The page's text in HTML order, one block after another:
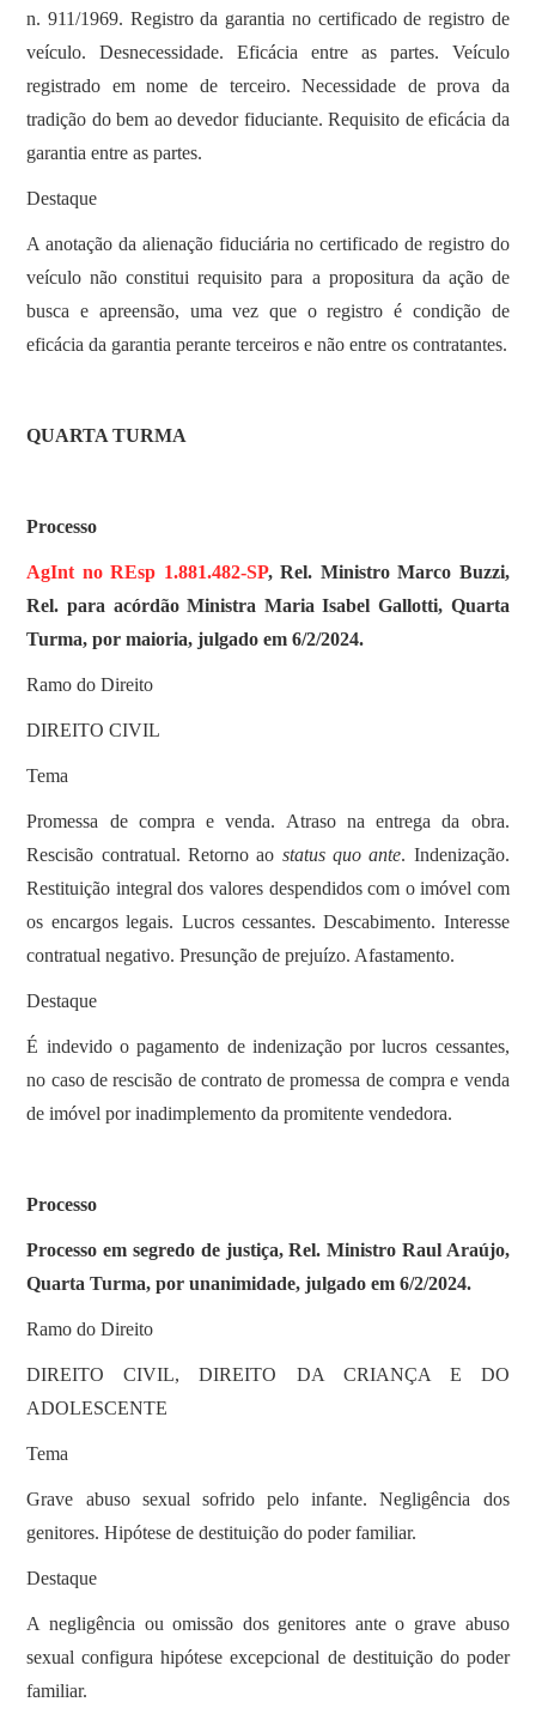
n. 911/1969. Registro da garantia no certificado de registro de
veículo. Desnecessidade. Eficácia entre as partes. Veículo
registrado em nome de terceiro. Necessidade de prova da
tradição do bem ao devedor fiduciante. Requisito de eficácia da
garantia entre as partes.
Destaque
A anotação da alienação fiduciária no certificado de registro do
veículo não constitui requisito para a propositura da ação de
busca e apreensão, uma vez que o registro é condição de
eficácia da garantia perante terceiros e não entre os contratantes.
QUARTA TURMA
Processo
AgInt no REsp 1.881.482-SP, Rel. Ministro Marco Buzzi,
Rel. para acórdão Ministra Maria Isabel Gallotti, Quarta
Turma, por maioria, julgado em 6/2/2024.
Ramo do Direito
DIREITO CIVIL
Tema
Promessa de compra e venda. Atraso na entrega da obra.
Rescisão contratual. Retorno ao status quo ante. Indenização.
Restituição integral dos valores despendidos com o imóvel com
os encargos legais. Lucros cessantes. Descabimento. Interesse
contratual negativo. Presunção de prejuízo. Afastamento.
Destaque
É indevido o pagamento de indenização por lucros cessantes,
no caso de rescisão de contrato de promessa de compra e venda
de imóvel por inadimplemento da promitente vendedora.
Processo
Processo em segredo de justiça, Rel. Ministro Raul Araújo,
Quarta Turma, por unanimidade, julgado em 6/2/2024.
Ramo do Direito
DIREITO CIVIL, DIREITO DA CRIANÇA E DO
ADOLESCENTE
Tema
Grave abuso sexual sofrido pelo infante. Negligência dos
genitores. Hipótese de destituição do poder familiar.
Destaque
A negligência ou omissão dos genitores ante o grave abuso
sexual configura hipótese excepcional de destituição do poder
familiar.